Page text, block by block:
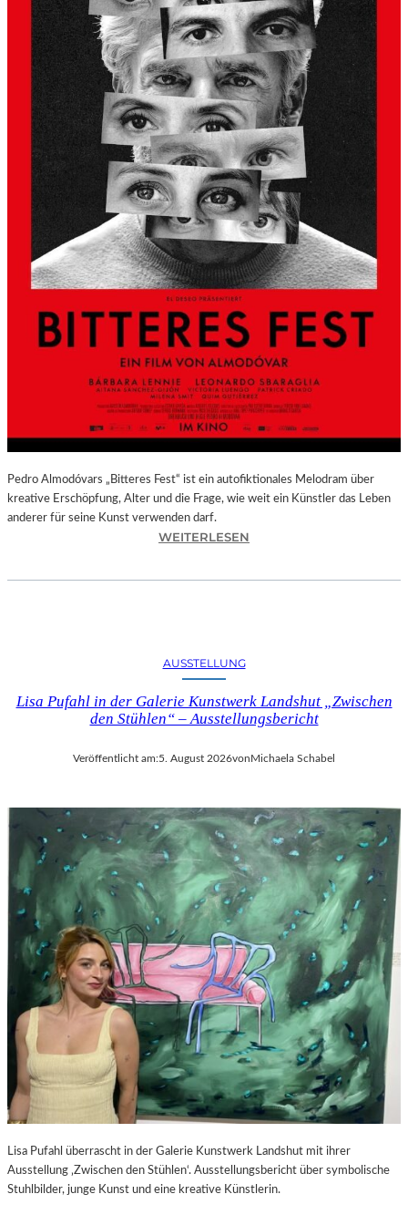
S
L
B
E
R
G
A
L
S
K
Ü
N
S
T
L
H
A
U
S
–
A
S
S
R
I
H
S
C
H
A
B
E
L
-
K
U
L
T
U
R
-
B
O
G
Pedro Almodóvars „Bitteres Fest“ ist ein autofiktionales Melodram über
kreative Erschöpfung, Alter und die Frage, wie weit ein Künstler das Leben
anderer für seine Kunst verwenden darf.
WEITERLESEN
S
F
S
–
F
I
L
M
K
R
I
T
I
K
Z
U
P
E
D
O
A
L
AUSSTELLUNG
Lisa Pufahl in der Galerie Kunstwerk Landshut „Zwischen
den Stühlen“ – Ausstellungsbericht
Veröffentlicht am:5. August 2026von Michaela Schabel
Lisa Pufahl überrascht in der Galerie Kunstwerk Landshut mit ihrer
Ausstellung ‚Zwischen den Stühlen‘. Ausstellungsbericht über symbolische
Stuhlbilder, junge Kunst und eine kreative Künstlerin.